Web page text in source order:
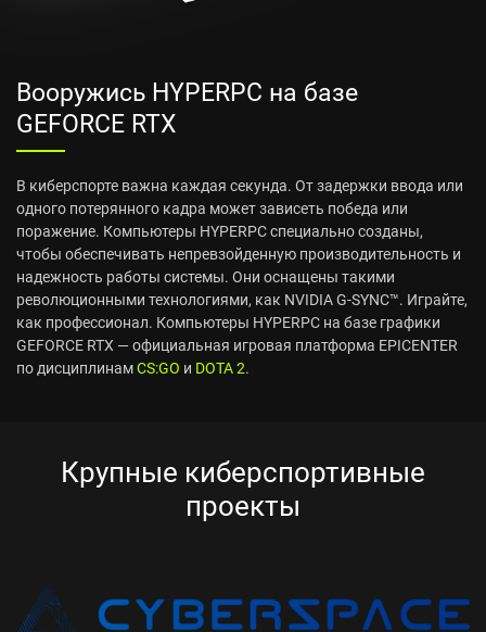
Вооружись HYPERPC на базе
GEFORCE RTX
В киберспорте важна каждая секунда. От задержки ввода или
одного потерянного кадра может зависеть победа или
поражение. Компьютеры HYPERPC специально созданы,
чтобы обеспечивать непревзойденную производительность и
надежность работы системы. Они оснащены такими
революционными технологиями, как NVIDIA G-SYNC™. Играйте,
как профессионал. Компьютеры HYPERPC на базе графики
GEFORCE RTX — официальная игровая платформа EPICENTER
по дисциплинамCS:GO и DOTA 2.
Крупные киберспортивные
проекты